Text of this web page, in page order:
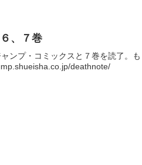
、７巻
ンプ・コミックスと７巻を読了。
deathnote/